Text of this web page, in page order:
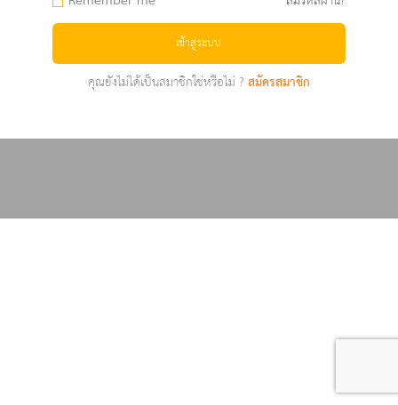
เข้าสู่ระบบ
คุณยังไม่ได้เป็นสมาชิกใช่หรือไม่ ?สมัครสมาชิก